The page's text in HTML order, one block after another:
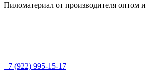
Пиломатериал от производителя оптом
+7 (922) 995-15-17